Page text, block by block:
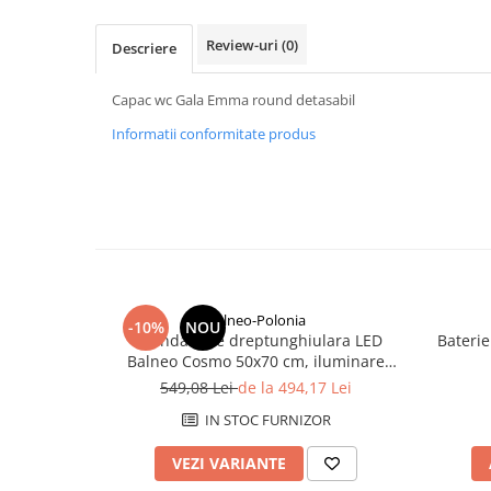
Cadre incastrate
Clapete de actionare
Cabine de dus
Paravane de dus Walk
Seturi mobilier baie
Dulapuri baza si blaturi lavoar
Dulapuri cu oglinda
Oglinzi baie, oglinzi cosmetice si
Descriere Review-uri (0)
Capac wc Gala Emma round detasabil
Informatii conformitate produs
-10% NOUBalneo-Polonia
Oglindă baie dreptunghiulara LED
Balneo Cosmo 50x70 cm, iluminare
modernă
549,08 Leide la 494,17 Lei
IN STOC FURNIZOR
VEZI VARIANTE